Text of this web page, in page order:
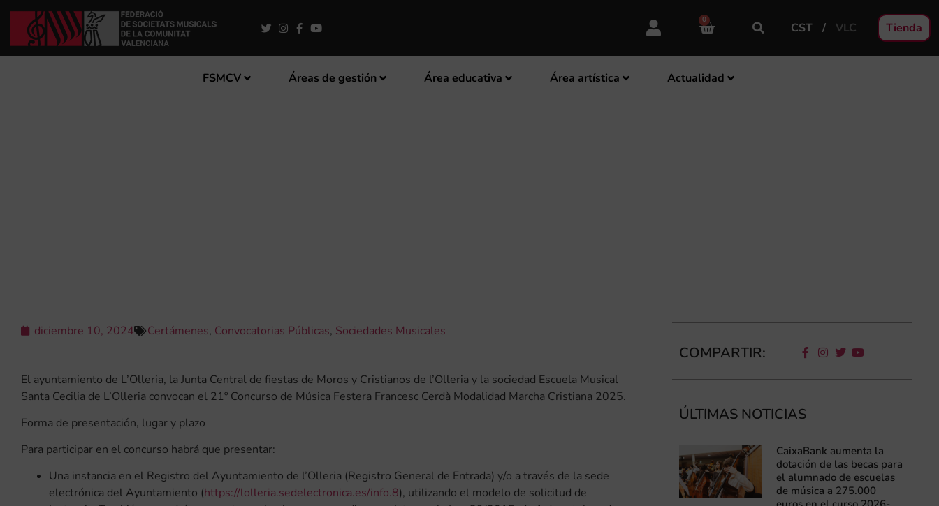
0
CST VLC Tienda
FSMCV Áreas de gestión Área educativa Área artística Actualidad
diciembre 10, 2024 Certámenes, Convocatorias Públicas, Sociedades Musicales
El ayuntamiento de L’Olleria, la Junta Central de fiestas de Moros y Cristianos de l’Olleria y la sociedad Escuela Musical
Santa Cecilia de L’Olleria convocan el 21º Concurso de Música Festera Francesc Cerdà Modalidad Marcha Cristiana 2025.
Forma de presentación, lugar y plazo
Para participar en el concurso habrá que presentar:
Una instancia en el Registro del Ayuntamiento de l’Olleria (Registro General de Entrada) y/o a través de la sede
electrónica del Ayuntamiento (https://lolleria.sedelectronica.es/info.8), utilizando el modelo de solicitud de
COMPARTIR:
ÚLTIMAS NOTICIAS
CaixaBank aumenta la
dotación de las becas para
el alumnado de escuelas
de música a 275.000